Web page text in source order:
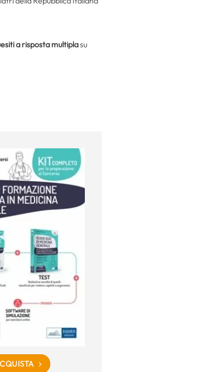
a risposta multiplasu